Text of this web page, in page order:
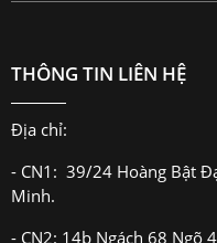
THÔNG TIN LIÊN HỆ
Địa chỉ:
- CN1: 39/24 Hoàng Bật
Minh.
- CN2: 14b Ngách 68 Ngõ